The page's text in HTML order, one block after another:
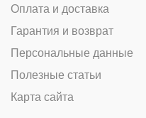
Оплата и доставка
Гарантия и возврат
Персональные данные
Полезные статьи
Карта сайта